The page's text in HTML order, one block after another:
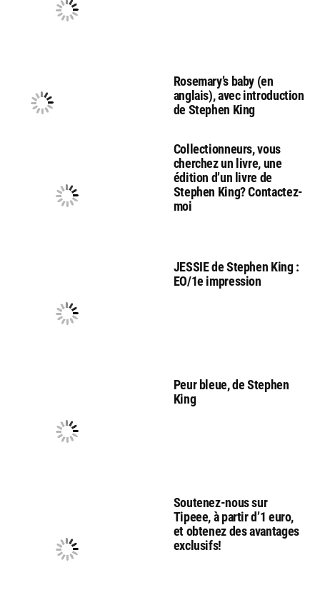
Rosemary’s baby (en
anglais), avec introduction
de Stephen King
Collectionneurs, vous
cherchez un livre, une
édition d’un livre de
Stephen King? Contactez-
moi
JESSIE de Stephen King :
EO/1e impression
Peur bleue, de Stephen
King
Soutenez-nous sur
Tipeee, à partir d’1 euro,
et obtenez des avantages
exclusifs!